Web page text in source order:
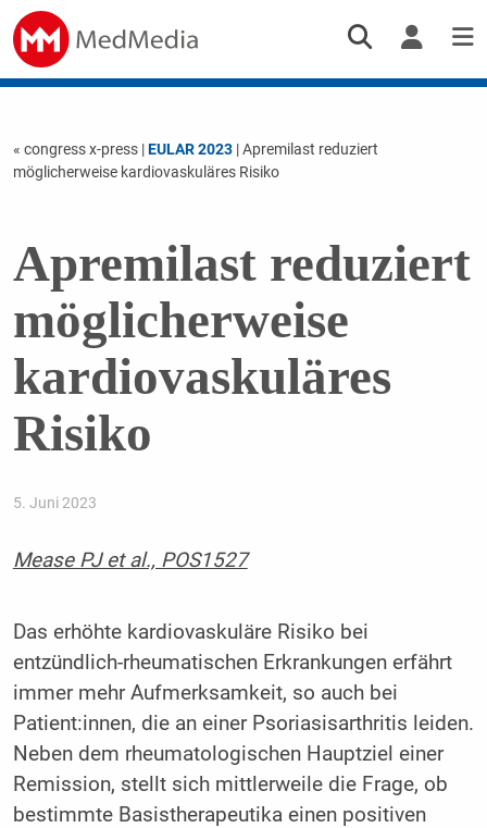
« congress x-press |EULAR 2023| Apremilast reduziert
möglicherweise kardiovaskuläres Risiko
Apremilast reduziert
möglicherweise
kardiovaskuläres
Risiko
5. Juni 2023
Mease PJ et al., POS1527
Das erhöhte kardiovaskuläre Risiko bei
entzündlich-rheumatischen Erkrankungen erfährt
immer mehr Aufmerksamkeit, so auch bei
Patient:innen, die an einer Psoriasisarthritis leiden.
Neben dem rheumatologischen Hauptziel einer
Remission, stellt sich mittlerweile die Frage, ob
bestimmte Basistherapeutika einen positiven